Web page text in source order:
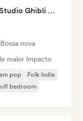
POV: You're Living in a Studio Ghibli Movie 🌱 Neo-Classical Piano & Dream Pop
Bossa nova
maior impacto
pop
Folk indie
bedroom